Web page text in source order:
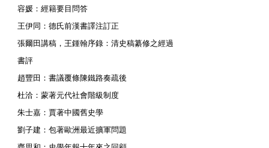
容媛：經籍要目問答
王伊同：德氏前漢書譯注訂正
張爾田講稿，王鍾翰序錄：清史稿纂修之經過
書評
趙豐田：書議覆條陳鐵路奏疏後
杜洽：蒙著元代社會階級制度
朱士嘉：賈著中國舊史學
劉子建：包著歐洲最近擴軍問題